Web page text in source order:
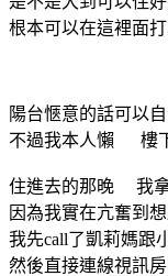
根本可以在這裡面
陽台愜意的話可以
不過我本人懶 樓
住進去的那晚 我拿
因為我實在亢奮到
我先call了凱莉媽跟
然後直接連線視訊